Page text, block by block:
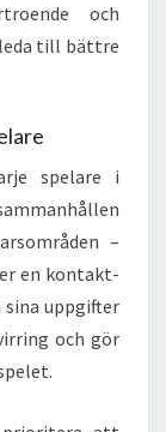
och
till bättre
spelare i
–
en kontakt-
uppgifter
och gör